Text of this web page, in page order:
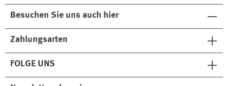
Besuchen Sie uns auch hier
Zahlungsarten
FOLGE UNS